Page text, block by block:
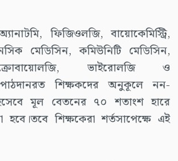
ফিজিওলজি, বায়োকেমিস্ট্রি,
মেডিসিন, কমিউনিটি মেডিসিন,
ভাইরোলজি ও
পাঠদানরত শিক্ষকদের অনুকূলে নন-
মূল বেতনের ৭০ শতাংশ হারে
হবে।তবে শিক্ষকেরা শর্তসাপেক্ষে এই